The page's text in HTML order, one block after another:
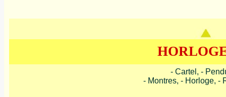
- Cartel, -
- Montres, - Horloge, -